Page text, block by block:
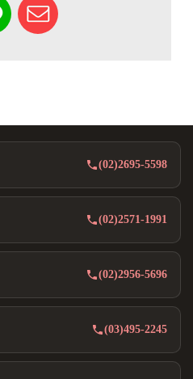
(02)2695-5598
(02)2571-1991
(02)2956-5696
(03)495-2245